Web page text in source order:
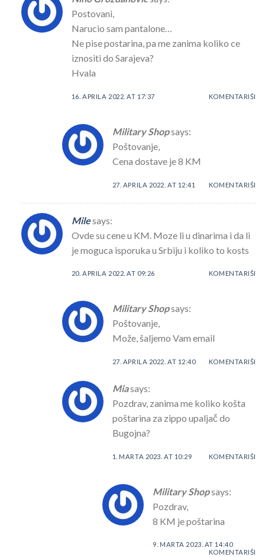
Postovani,
Narucio sam pantalone…
Ne pise postarina, pa me zanima koliko ce
iznositi do Sarajeva?
Hvala
16. APRILA 2022. AT 17:37 KOMENTARIŠI
Military Shopsays:
Poštovanje,
Cena dostave je 8 KM
27. APRILA 2022. AT 12:41 KOMENTARIŠI
Milesays:
Ovde su cene u KM. Moze li u dinarima i da li
je moguca isporuka u Srbiju i koliko to kosts
20. APRILA 2022. AT 09:26 KOMENTARIŠI
Military Shopsays:
Poštovanje,
Može, šaljemo Vam email
27. APRILA 2022. AT 12:40 KOMENTARIŠI
Miasays:
Pozdrav, zanima me koliko košta
poštarina za zippo upaljač do
Bugojna?
1. MARTA 2023. AT 10:29 KOMENTARIŠI
Military Shopsays:
Pozdrav,
8 KM je poštarina
9. MARTA 2023. AT 14:40
KOMENTARIŠI